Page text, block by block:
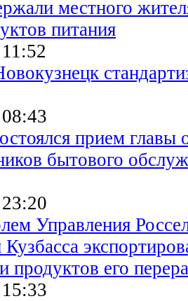
местного
питания
прием главы
бытового
Управления
продуктов его